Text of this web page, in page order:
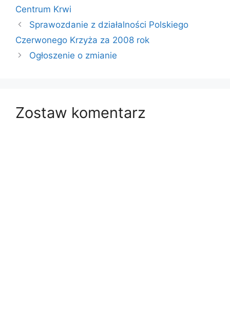
Centrum Krwi
Sprawozdanie z działalności Polskiego
Czerwonego Krzyża za 2008 rok
Ogłoszenie o zmianie
Zostaw komentarz